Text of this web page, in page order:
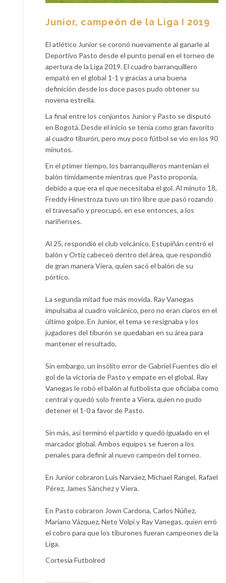
Junior, campeón de la Liga I 2019
El atlético Junior se coronó nuevamente al ganarle al
Deportivo Pasto desde el punto penal en el torneo de
apertura de la Liga 2019. El cuadro barranquillero
empató en el global 1-1 y gracias a una buena
definición desde los doce pasos pudo obtener su
novena estrella.
La final entre los conjuntos Junior y Pasto se disputó
en Bogotá. Desde el inicio se tenía como gran favorito
al cuadro tiburón, pero muy poco fútbol se vio en los 90
minutos.
En el ptimer tiempo, los barranquilleros mantenían el
balón tímidamente mientras que Pasto proponía,
debido a que era el que necesitaba el gol. Al minuto 18,
Freddy Hinestroza tuvo un tiro libre que pasó rozando
el travesaño y preocupó, en ese entonces, a los
nariñenses.
Al 25, respondió el club volcánico. Estupiñán centró el
balón y Ortíz cabeceó dentro del área, que respondió
de gran manera Viera, quien sacó el balón de su
pórtico.
La segunda mitad fue más movida. Ray Vanegas
impulsaba al cuadro volcánico, pero no eran claros en el
último golpe. En Junior, el tema se resignaba y los
jugadores del tiburón se quedaban en su área para
mantener el resultado.
Sin embargo, un insólito error de Gabriel Fuentes dio el
gol de la victoria de Pasto y empate en el global. Ray
Vanegas le robó el balón al futbolista que oficiaba como
central y quedó solo frente a Viera, quien no pudo
detener el 1-0 a favor de Pasto.
Sin más, así terminó el partido y quedó igualado en el
marcador global. Ambos equipos se fueron a los
penales para definir al nuevo campeón del torneo.
En Junior cobraron Luis Narváez, Michael Rangel, Rafael
Pérez, James Sánchez y Viera.
En Pasto cobraron Jown Cardona, Carlos Núñez,
Mariano Vázquez, Neto Volpi y Ray Vanegas, quien erró
el cobro para que los tiburones fueran campeones de la
Liga.
Cortesía Futbolred